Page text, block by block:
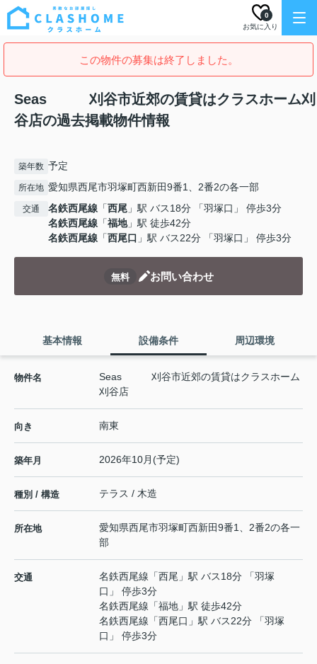
お気に入り
0
この物件の募集は終了しました。
Seas 刈谷市近郊の賃貸はクラスホーム刈
谷店の過去掲載物件情報
築年数 予定
所在地 愛知県西尾市羽塚町西新田9番1、2番2の各一部
交通 名鉄西尾線 「西尾 」駅 バス18分 「羽塚口」 停歩3分
名鉄西尾線 「福地」駅 徒歩42分
名鉄西尾線 「西尾口 」駅 バス22分 「羽塚口」 停歩3分
無料 お問い合わせ
基本情報 設備条件 周辺環境
物件名
Seas 刈谷市近郊の賃貸はクラスホーム
刈谷店
向き 南東
築年月 2026年10月(予定)
種別 / 構造 テラス / 木造
所在地 愛知県西尾市羽塚町西新田9番1、2番2の各一
部
交通 名鉄西尾線 「西尾 」駅 バス18分 「羽塚
口」 停歩3分
名鉄西尾線 「福地 」駅 徒歩42分
名鉄西尾線 「西尾口 」駅 バス22分 「羽塚
口」 停歩3分